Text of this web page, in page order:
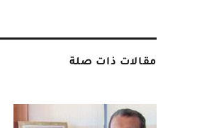
مقالات ذات صلة